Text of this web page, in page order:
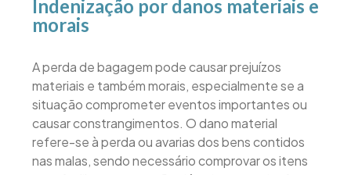
Indenização por danos materiais e
morais
A perda de bagagem pode causar prejuízos
materiais e também morais, especialmente se a
situação comprometer eventos importantes ou
causar constrangimentos. O dano material
refere-se à perda ou avarias dos bens contidos
nas malas, sendo necessário comprovar os itens